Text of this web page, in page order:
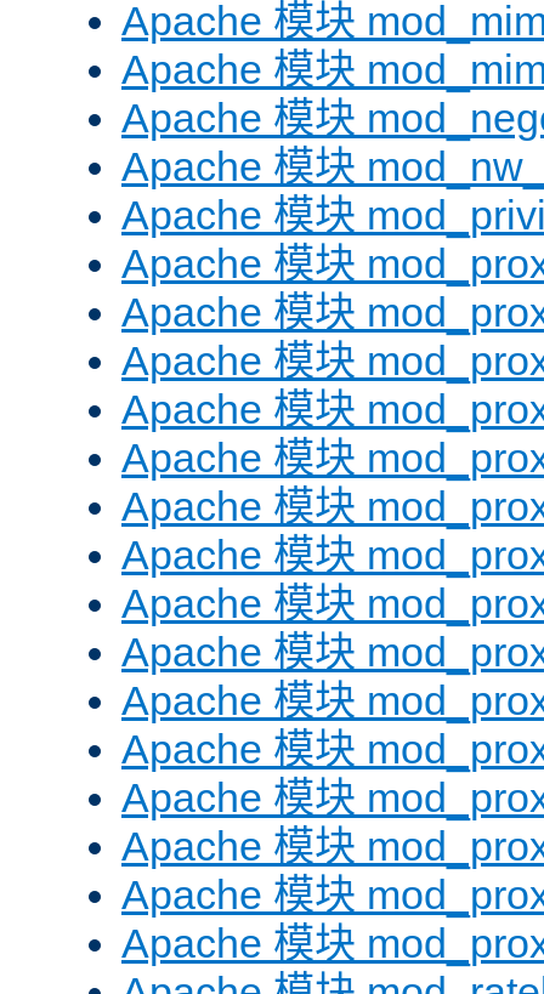
Apache 模块
Apache 模块
Apache 模块
Apache 模块
Apache 模块
Apache 模块
Apache 模块
Apache 模块
Apache 模块
Apache 模块
Apache 模块
Apache 模块
Apache 模块
Apache 模块
Apache 模块
Apache 模块
Apache 模块
Apache 模块
Apache 模块
Apache 模块